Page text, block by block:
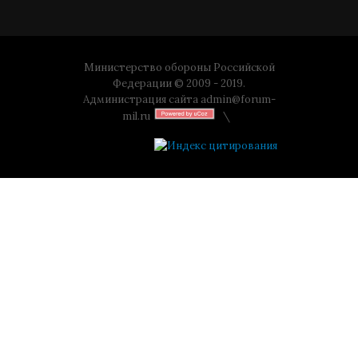
Министерство обороны Российской
Федерации © 2009 - 2019.
Администрация сайта admin@forum-
mil.ru